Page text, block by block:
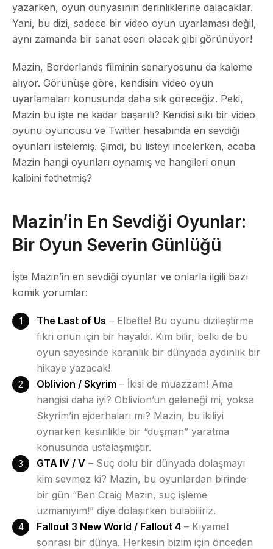
yazarken, oyun dünyasının derinliklerine dalacaklar.
Yani, bu dizi, sadece bir video oyun uyarlaması değil,
aynı zamanda bir sanat eseri olacak gibi görünüyor!
Mazin, Borderlands filminin senaryosunu da kaleme
alıyor. Görünüşe göre, kendisini video oyun
uyarlamaları konusunda daha sık göreceğiz. Peki,
Mazin bu işte ne kadar başarılı? Kendisi sıkı bir video
oyunu oyuncusu ve Twitter hesabında en sevdiği
oyunları listelemiş. Şimdi, bu listeyi incelerken, acaba
Mazin hangi oyunları oynamış ve hangileri onun
kalbini fethetmiş?
Mazin’in En Sevdiği Oyunlar:
Bir Oyun Severin Günlüğü
İşte Mazin’in en sevdiği oyunlar ve onlarla ilgili bazı
komik yorumlar:
The Last of Us – Elbette! Bu oyunu dizileştirme
fikri onun için bir hayaldi. Kim bilir, belki de bu
oyun sayesinde karanlık bir dünyada aydınlık bir
hikaye yazacak!
Oblivion / Skyrim – İkisi de muazzam! Ama
hangisi daha iyi? Oblivion’un geleneği mi, yoksa
Skyrim’in ejderhaları mı? Mazin, bu ikiliyi
oynarken kesinlikle bir “düşman” yaratma
konusunda ustalaşmıştır.
GTA IV / V – Suç dolu bir dünyada dolaşmayı
kim sevmez ki? Mazin, bu oyunlardan birinde
bir gün “Ben Craig Mazin, suç işleme
uzmanıyım!” diye dolaşırken bulabiliriz.
Fallout 3 New World / Fallout 4 – Kıyamet
sonrası bir dünya. Herkesin bizim için önceden